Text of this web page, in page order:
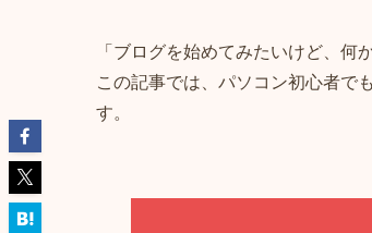
「ブログを始めてみたいけど、何
この記事では、パソコン初心者で
す。